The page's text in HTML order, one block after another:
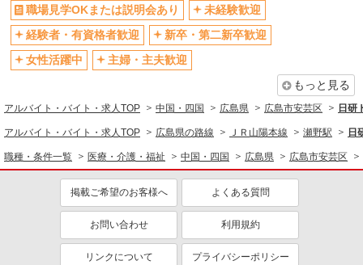
職場見学OKまたは説明会あり
未経験歓迎
経験者・有資格者歓迎
新卒・第二新卒歓迎
女性活躍中
主婦・主夫歓迎
もっと見る
アルバイト・バイト・求人TOP 中国・四国 広島県 広島市安芸区 日研
アルバイト・バイト・求人TOP 広島県の路線 ＪＲ山陽本線 瀬野駅 日
職種・条件一覧 医療・介護・福祉 中国・四国 広島県 広島市安芸区
掲載ご希望のお客様へ よくある質問
お問い合わせ 利用規約
リンクについて プライバシーポリシー